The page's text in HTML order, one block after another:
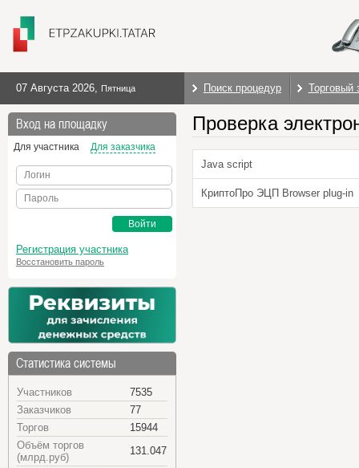
07 Августа 2026, Пятница Поиск процедур Торговый
Вход на площадку
Для участника Для заказчика
Логин
Пароль
Войти
Регистрация участника
Восстановить пароль
Статистика системы
Участников
7535
Заказчиков
77
Торгов
15944
Объём торгов
(млрд.руб)
131.047
Проверка
Java script
КриптоПро ЭЦП Browser plug-in